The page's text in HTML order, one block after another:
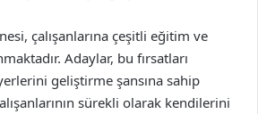
çalışanlarına çeşitli eğitim ve
Adaylar, bu fırsatları
geliştirme şansına sahip
sürekli olarak kendilerini